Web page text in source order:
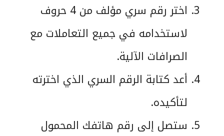
اختر رقم سري مؤلف من 4 حروف
لاستخدامه في جميع التعاملات مع
الصرافات الآلية.
أعد كتابة الرقم السري الذي اخترته
لتأكيده.
ستصل إلى رقم هاتفك المحمول